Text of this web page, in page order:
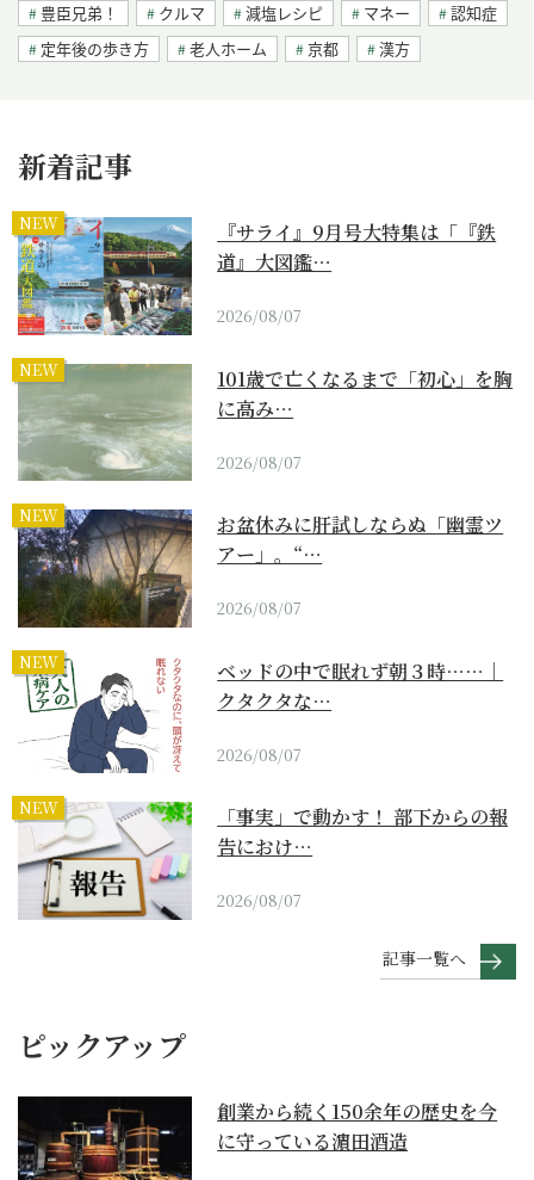
豊臣兄弟！ クルマ 減塩レシピ マネー
認知症
定年後の歩き方
老人ホーム 京都 漢方
新着記事
NEW
『サライ』9月号大特集は「『鉄
道』大図鑑…
2026/08/07
NEW
101歳で亡くなるまで「初心」を胸
に高み…
2026/08/07
NEW
お盆休みに肝試しならぬ「幽霊ツ
アー」。“…
2026/08/07
NEW
ベッドの中で眠れず朝３時……｜
クタクタな…
2026/08/07
NEW
「事実」で動かす！ 部下からの報
告におけ…
2026/08/07
記事一覧へ
ピックアップ
創業から続く150余年の歴史を今
に守っている濵田酒造